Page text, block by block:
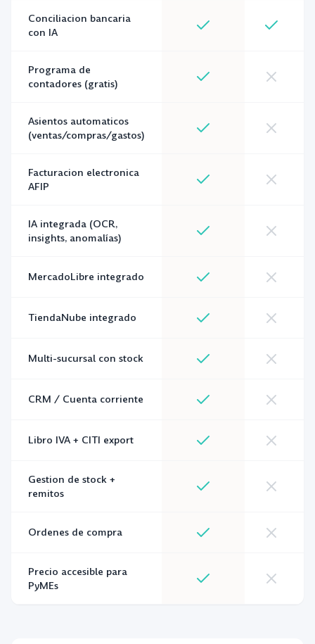
Conciliacion bancaria
con IA
Programa de
contadores (gratis)
Asientos automaticos
(ventas/compras/gastos)
Facturacion electronica
AFIP
IA integrada (OCR,
insights, anomalías)
MercadoLibre integrado
TiendaNube integrado
Multi-sucursal con stock
CRM / Cuenta corriente
Libro IVA + CITI export
Gestion de stock +
remitos
Ordenes de compra
Precio accesible para
PyMEs